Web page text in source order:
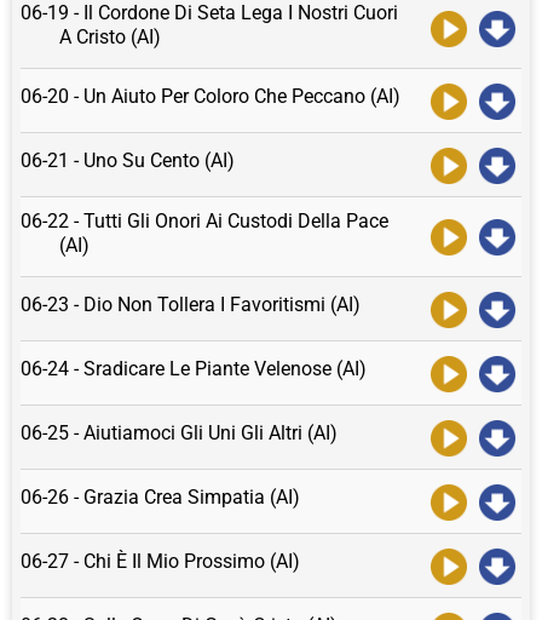
06-19 - Il Cordone Di Seta Lega I Nostri Cuori
A Cristo (AI)
06-20 - Un Aiuto Per Coloro Che Peccano (AI)
06-21 - Uno Su Cento (AI)
06-22 - Tutti Gli Onori Ai Custodi Della Pace
(AI)
06-23 - Dio Non Tollera I Favoritismi (AI)
06-24 - Sradicare Le Piante Velenose (AI)
06-25 - Aiutiamoci Gli Uni Gli Altri (AI)
06-26 - Grazia Crea Simpatia (AI)
06-27 - Chi È Il Mio Prossimo (AI)